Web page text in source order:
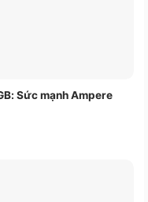
Sức mạnh Ampere